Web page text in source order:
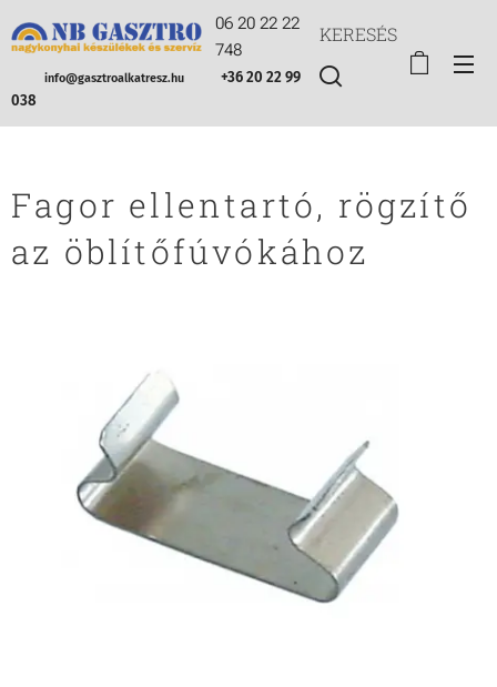
06 20 22 22
748
info@gasztroalkatresz.hu
+36 20 22 99
038
KERESÉS
Fagor ellentartó, rögzítő
az öblítőfúvókához